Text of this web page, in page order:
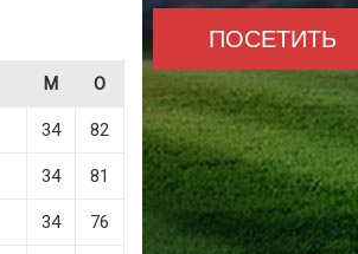
ПОСЕТИТЬ
М О
34 82
34 81
34 76